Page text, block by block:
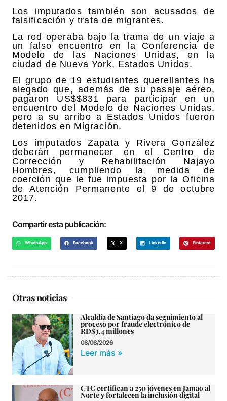
Los imputados también son acusados de
falsificación y trata de migrantes.
La red operaba bajo la trama de un viaje a
un falso encuentro en la Conferencia de
Modelo de las Naciones Unidas, en la
ciudad de Nueva York, Estados Unidos.
El grupo de 19 estudiantes querellantes ha
alegado que, además de su pasaje aéreo,
pagaron US$$831 para participar en un
encuentro del Modelo de Naciones Unidas,
pero a su arribo a Estados Unidos fueron
detenidos en Migración.
Los imputados Zapata y Rivera González
deberán permanecer en el Centro de
Corrección y Rehabilitación Najayo
Hombres, cumpliendo la medida de
coerción que le fue impuesta por la Oficina
de Atención Permanente el 9 de octubre
2017.
Compartir esta publicación:
WhatsApp Facebook X LinkedIn Pinterest
Otras noticias
Alcaldía de Santiago da seguimiento al
proceso por fraude electrónico de
RD$3.4 millones
08/08/2026
Leer más »
CTC certifican a 250 jóvenes en Jamao al
Norte y fortalecen la inclusión digital